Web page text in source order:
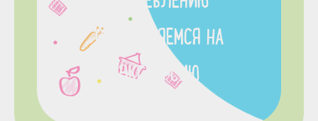
ОТПРАВЛЯЕМСЯ НА
ЭКСКУРСИЮ